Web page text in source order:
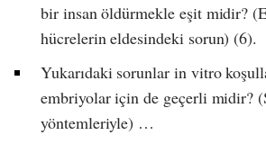
bir insan öldürmekle eşit midir?
hücrelerin eldesindeki sorun) (6).
Yukarıdaki sorunlar in vitro
embriyolar için de geçerli midir?
yöntemleriyle) …